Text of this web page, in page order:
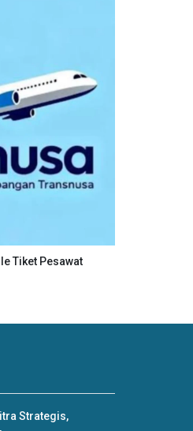
Tiket Pesawat
Strategis,